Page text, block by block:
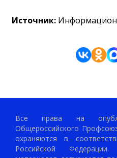
Источник:
Все права на
Общероссийского
охраняются в
Российской